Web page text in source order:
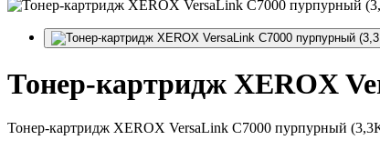
Тонер-картридж XEROX
Тонер-картридж XEROX VersaLink C7000 пурпурный